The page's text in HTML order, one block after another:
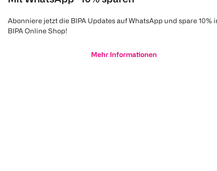
Abonniere jetzt die BIPA Updates auf WhatsApp und spare 10%
BIPA Online Shop!
Mehr Informationen